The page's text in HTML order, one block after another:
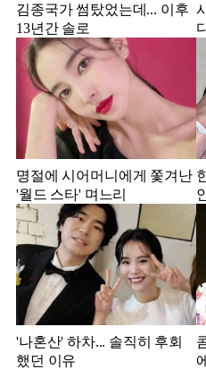
김종국가 썸탔었는데... 이후
13년간 솔로
명절에 시어머니에게 쫓겨난
'월드 스타' 며느리
'나혼산' 하차... 솔직히 후회
했던 이유